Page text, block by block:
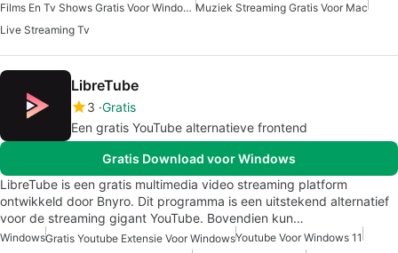
Films En Tv Shows Gratis Voor Windows Muziek Streaming Gratis Voor Mac
Live Streaming Tv
LibreTube
3 Gratis
Een gratis YouTube alternatieve frontend
Gratis Download voor Windows
LibreTube is een gratis multimedia video streaming platform
ontwikkeld door Bnyro. Dit programma is een uitstekend alternatief
voor de streaming gigant YouTube. Bovendien kun…
WindowsGratis Youtube Extensie Voor WindowsYoutube Voor Windows 11